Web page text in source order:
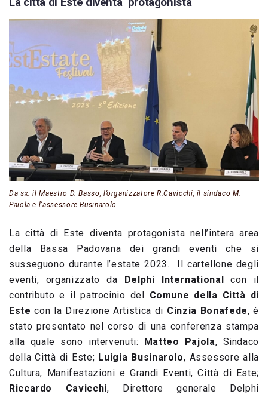
Da sx: il Maestro D. Basso, l’organizzatore R.Cavicchi, il sindaco M.
Paiola e l’assessore Businarolo
La città di Este diventa protagonista nell’intera area
della Bassa Padovana dei grandi eventi che si
susseguono durante l’estate 2023. Il cartellone degli
eventi, organizzato da Delphi International con il
contributo e il patrocinio del Comune della Città di
Este con la Direzione Artistica di Cinzia Bonafede, è
stato presentato nel corso di una conferenza stampa
alla quale sono intervenuti: Matteo Pajola, Sindaco
della Città di Este; Luigia Businarolo, Assessore alla
Cultura, Manifestazioni e Grandi Eventi, Città di Este;
Riccardo Cavicchi, Direttore generale Delphi